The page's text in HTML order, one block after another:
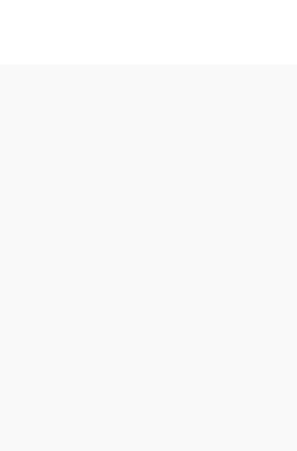
gang ble utgitt. Det kan